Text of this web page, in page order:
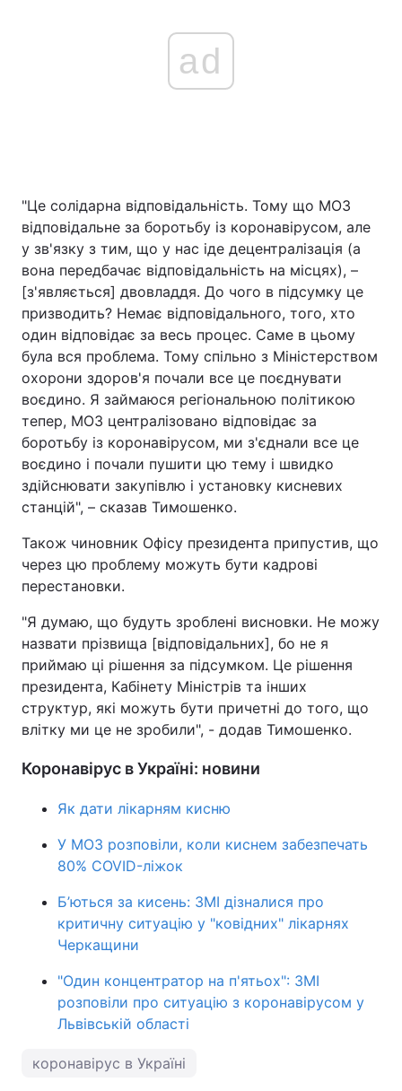
ad
"Це солідарна відповідальність. Тому що МОЗ
відповідальне за боротьбу із коронавірусом, але
у зв'язку з тим, що у нас іде децентралізація (а
вона передбачає відповідальність на місцях), –
[з'являється] двовладдя. До чого в підсумку це
призводить? Немає відповідального, того, хто
один відповідає за весь процес. Саме в цьому
була вся проблема. Тому спільно з Міністерством
охорони здоров'я почали все це поєднувати
воєдино. Я займаюся регіональною політикою
тепер, МОЗ централізовано відповідає за
боротьбу із коронавірусом, ми з'єднали все це
воєдино і почали пушити цю тему і швидко
здійснювати закупівлю і установку кисневих
станцій", – сказав Тимошенко.
Також чиновник Офісу президента припустив, що
через цю проблему можуть бути кадрові
перестановки.
"Я думаю, що будуть зроблені висновки. Не можу
назвати прізвища [відповідальних], бо не я
приймаю ці рішення за підсумком. Це рішення
президента, Кабінету Міністрів та інших
структур, які можуть бути причетні до того, що
влітку ми це не зробили", - додав Тимошенко.
Коронавірус в Україні: новини
Як дати лікарням кисню
У МОЗ розповіли, коли киснем забезпечать
80% COVID-ліжок
Б’ються за кисень: ЗМІ дізналися про
критичну ситуацію у "ковідних" лікарнях
Черкащини
"Один концентратор на п'ятьох": ЗМІ
розповіли про ситуацію з коронавірусом у
Львівській області
коронавірус в Україні